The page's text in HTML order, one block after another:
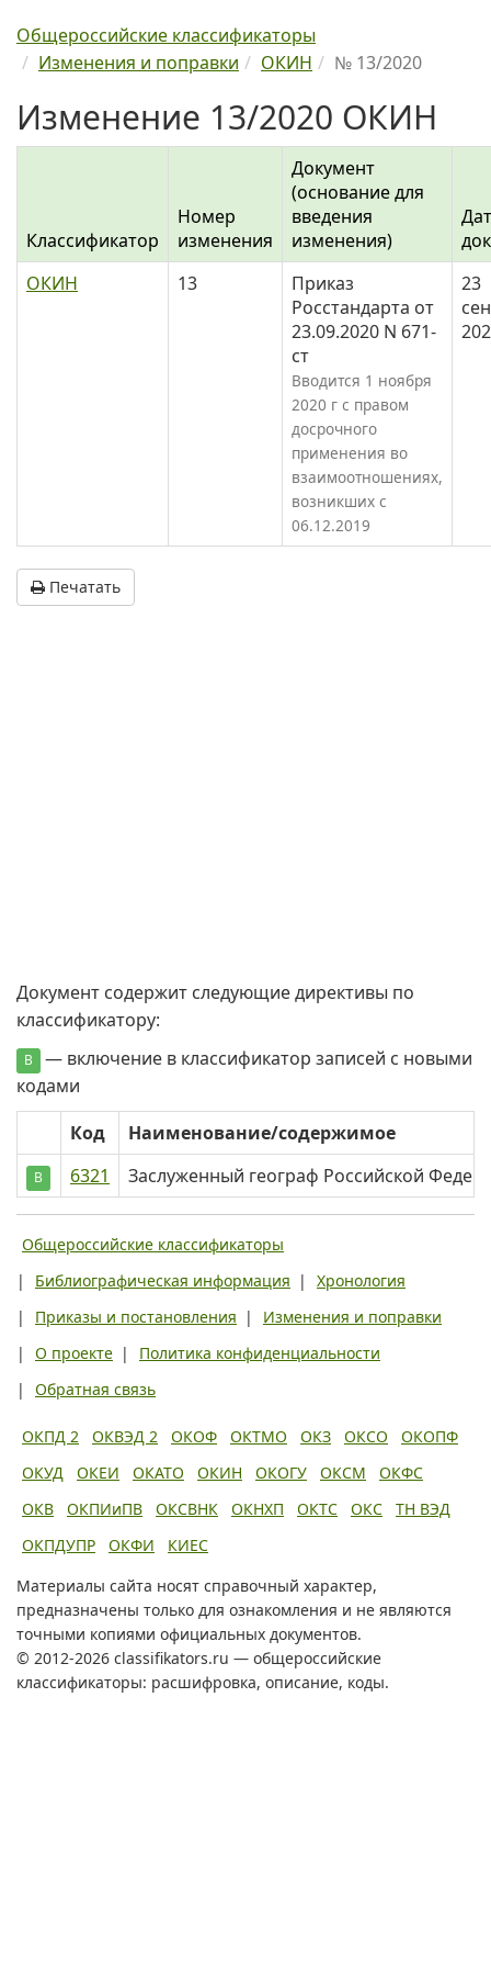
Общероссийские классификаторы
Изменения и поправки
ОКИН № 13/2020
Изменение 13/2020 ОКИН
Классификатор
Номер
изменения
Документ
(основание для
введения
изменения)
ОКИН
13
Приказ
Росстандарта от
23.09.2020 N 671-
ст
Вводится 1 ноября
2020 г с правом
досрочного
применения во
взаимоотношениях,
возникших с
06.12.2019
23
Печатать
Документ содержит следующие директивы по
классификатору:
В
— включение в классификатор записей с новыми
кодами
Код
Наименование/содержимое
В 6321 Заслуженный географ Российской
Общероссийские классификаторы
|
Библиографическая информация |
Хронология
|
Приказы и постановления |
Изменения и поправки
|
О проекте |
Политика конфиденциальности
|
Обратная связь
ОКПД 2 ОКВЭД 2 ОКОФ ОКТМО ОКЗ ОКСО
ОКОПФ
ОКУД
ОКЕИ ОКАТО ОКИН ОКОГУ ОКСМ
ОКФС
ОКВ
ОКПИиПВ ОКСВНК ОКНХП ОКТС ОКС
ТН ВЭД
ОКПДУПР
ОКФИ
КИЕС
Материалы сайта носят справочный характер,
предназначены только для ознакомления и не являются
точными копиями официальных документов.
© 2012-2026 classifikators.ru — общероссийские
классификаторы: расшифровка, описание, коды.